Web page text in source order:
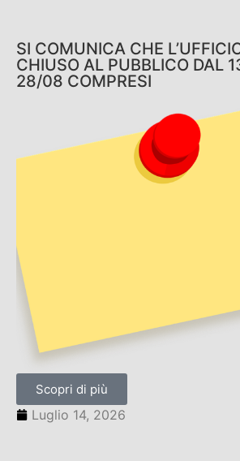
SI COMUNICA CHE
CHIUSO AL PUBBLICO DAL
28/08 COMPRESI
Scopri di più
Luglio 14, 2026